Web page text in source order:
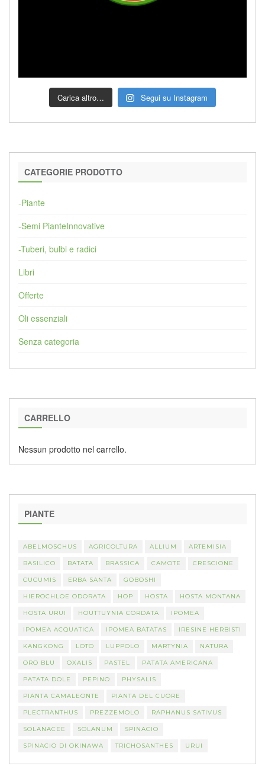
Carica altro… Segui su Instagram
CATEGORIE PRODOTTO
-Piante
-Semi PianteInnovative
-Tuberi, bulbi e radici
Libri
Offerte
Oli essenziali
Senza categoria
CARRELLO
Nessun prodotto nel carrello.
PIANTE
ABELMOSCHUS AGRICOLTURA ALLIUM ARTEMISIA
BASILICO BATATA BRASSICA CAMOTE CRESCIONE
CUCUMIS ERBA SANTA GOBOSHI
HIEROCHLOE ODORATA HOP HOSTA HOSTA MONTANA
HOSTA URUI HOUTTUYNIA CORDATA IPOMEA
IPOMEA ACQUATICA IPOMEA BATATAS IRESINE HERBISTI
KANGKONG LOTO LUPPOLO MARTYNIA NATURA
ORO BLU OXALIS PASTEL PATATA AMERICANA
PATATA DOLE PEPINO PHYSALIS
PIANTA CAMALEONTE PIANTA DEL CUORE
PLECTRANTHUS PREZZEMOLO RAPHANUS SATIVUS
SOLANACEE SOLANUM SPINACIO
SPINACIO DI OKINAWA TRICHOSANTHES URUI